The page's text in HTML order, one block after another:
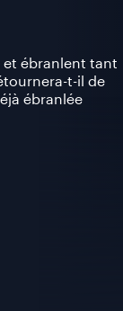
et ébranlent tant
t-il de
ébranlée